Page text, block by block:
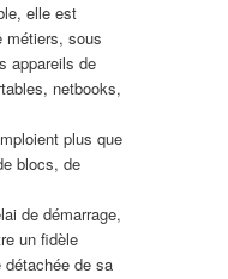
elle est
métiers, sous
appareils de
netbooks,
plus que
blocs, de
de démarrage,
un fidèle
détachée de sa